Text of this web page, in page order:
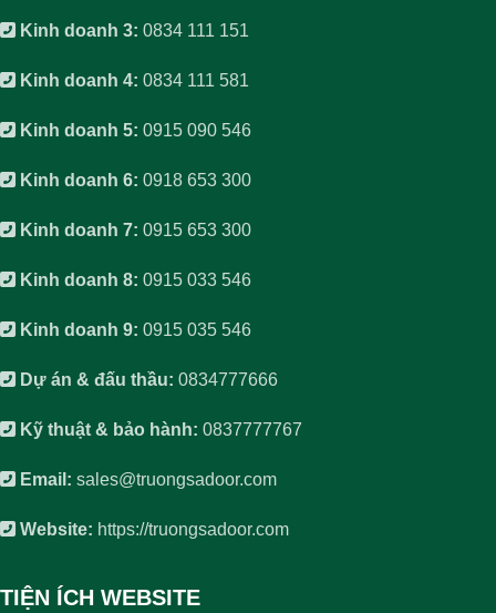
Kinh doanh 3: 0834 111 151
Kinh doanh 4: 0834 111 581
Kinh doanh 5: 0915 090 546
Kinh doanh 6: 0918 653 300
Kinh doanh 7: 0915 653 300
Kinh doanh 8: 0915 033 546
Kinh doanh 9: 0915 035 546
Dự án & đấu thầu: 0834777666
Kỹ thuật & bảo hành: 0837777767
Email: sales@truongsadoor.com
Website: https://truongsadoor.com
TIỆN ÍCH WEBSITE